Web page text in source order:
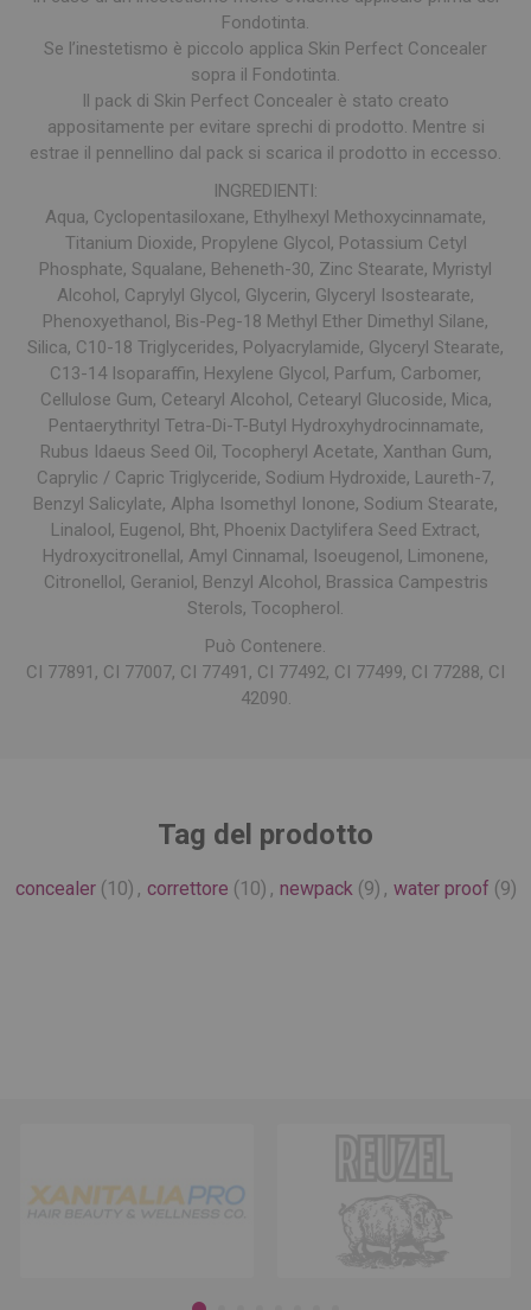
Fondotinta.
Se l’inestetismo è piccolo applica Skin Perfect Concealer
sopra il Fondotinta.
Il pack di Skin Perfect Concealer è stato creato
appositamente per evitare sprechi di prodotto. Mentre si
estrae il pennellino dal pack si scarica il prodotto in eccesso.
INGREDIENTI:
Aqua, Cyclopentasiloxane, Ethylhexyl Methoxycinnamate,
Titanium Dioxide, Propylene Glycol, Potassium Cetyl
Phosphate, Squalane, Beheneth-30, Zinc Stearate, Myristyl
Alcohol, Caprylyl Glycol, Glycerin, Glyceryl Isostearate,
Phenoxyethanol, Bis-Peg-18 Methyl Ether Dimethyl Silane,
Silica, C10-18 Triglycerides, Polyacrylamide, Glyceryl Stearate,
C13-14 Isoparaffin, Hexylene Glycol, Parfum, Carbomer,
Cellulose Gum, Cetearyl Alcohol, Cetearyl Glucoside, Mica,
Pentaerythrityl Tetra-Di-T-Butyl Hydroxyhydrocinnamate,
Rubus Idaeus Seed Oil, Tocopheryl Acetate, Xanthan Gum,
Caprylic / Capric Triglyceride, Sodium Hydroxide, Laureth-7,
Benzyl Salicylate, Alpha Isomethyl Ionone, Sodium Stearate,
Linalool, Eugenol, Bht, Phoenix Dactylifera Seed Extract,
Hydroxycitronellal, Amyl Cinnamal, Isoeugenol, Limonene,
Citronellol, Geraniol, Benzyl Alcohol, Brassica Campestris
Sterols, Tocopherol.
Può Contenere.
CI 77891, CI 77007, CI 77491, CI 77492, CI 77499, CI 77288, CI
42090.
Tag del prodotto
concealer (10) , correttore (10) , newpack (9) , water proof (9)